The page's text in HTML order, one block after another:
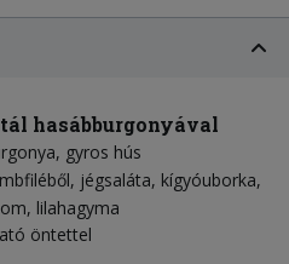
hasábburgonyával
gyros hús
jégsaláta kígyóuborka
lilahagyma
öntettel